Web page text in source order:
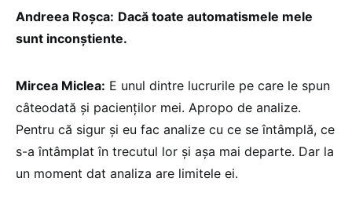
Andreea Roșca: Dacă toate automatismele mele
sunt inconștiente.
Mircea Miclea: E unul dintre lucrurile pe care le spun
câteodată și pacienților mei. Apropo de analize.
Pentru că sigur și eu fac analize cu ce se întâmplă, ce
s-a întâmplat în trecutul lor și așa mai departe. Dar la
un moment dat analiza are limitele ei.